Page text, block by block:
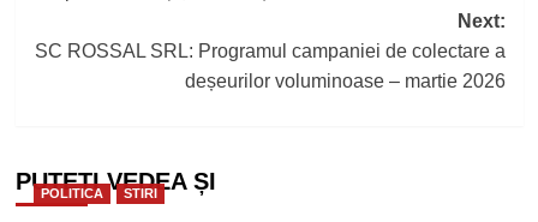
Next:
SC ROSSAL SRL: Programul campaniei de colectare a
deșeurilor voluminoase – martie 2026
PUTEȚI VEDEA ȘI
POLITICA STIRI